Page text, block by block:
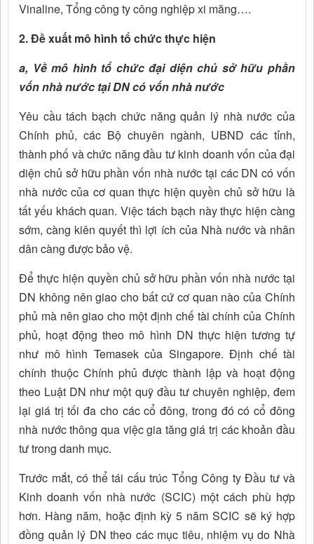
Vinaline, Tổng công ty công nghiệp xi măng….
2. Đề xuất mô hình tổ chức thực hiện
a, Về mô hình tổ chức đại diện chủ sở hữu phần
vốn nhà nước tại DN có vốn nhà nước
Yêu cầu tách bạch chức năng quản lý nhà nước của
Chính phủ, các Bộ chuyên ngành, UBND các tỉnh,
thành phố và chức năng đầu tư kinh doanh vốn của đại
diện chủ sở hữu phần vốn nhà nước tại các DN có vốn
nhà nước của cơ quan thực hiện quyền chủ sở hữu là
tất yếu khách quan. Việc tách bạch này thực hiện càng
sớm, càng kiên quyết thì lợi ích của Nhà nước và nhân
dân càng được bảo vệ.
Để thực hiện quyền chủ sở hữu phần vốn nhà nước tại
DN không nên giao cho bất cứ cơ quan nào của Chính
phủ mà nên giao cho một định chế tài chính của Chính
phủ, hoạt động theo mô hình DN thực hiện tương tự
như mô hình Temasek của Singapore. Định chế tài
chính thuộc Chính phủ được thành lập và hoạt động
theo Luật DN như một quỹ đầu tư chuyên nghiệp, đem
lại giá trị tối đa cho các cổ đông, trong đó có cổ đông
nhà nước thông qua việc gia tăng giá trị các khoản đầu
tư trong danh mục.
Trước mắt, có thể tái cấu trúc Tổng Công ty Đầu tư và
Kinh doanh vốn nhà nước (SCIC) một cách phù hợp
hơn. Hàng năm, hoặc định kỳ 5 năm SCIC sẽ ký hợp
đồng quản lý DN theo các mục tiêu, nhiệm vụ do Nhà